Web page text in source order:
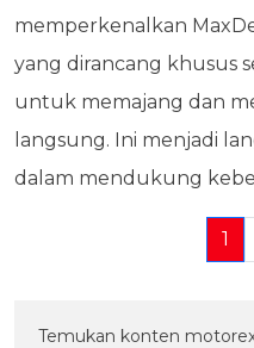
memperkenalkan
yang dirancang khusus
untuk memajang dan
langsung. Ini menjadi
dalam mendukung
1
Temukan konten